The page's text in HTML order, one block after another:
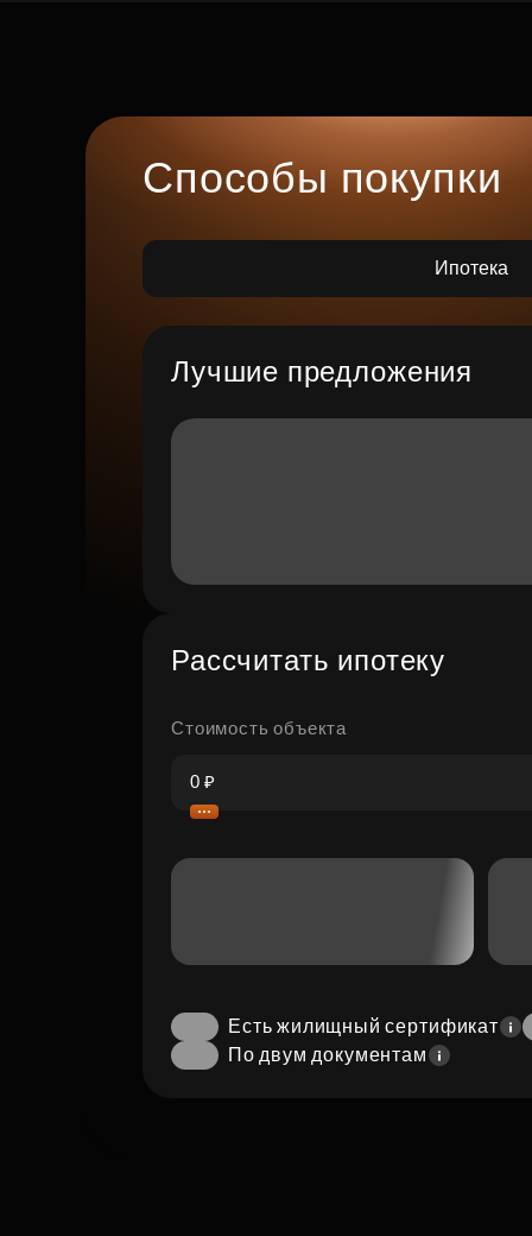
Способы покупки
Ипотека
Лучшие предложения
Рассчитать ипотеку
Стоимость объекта
Есть жилищный сертификат
По двум документам